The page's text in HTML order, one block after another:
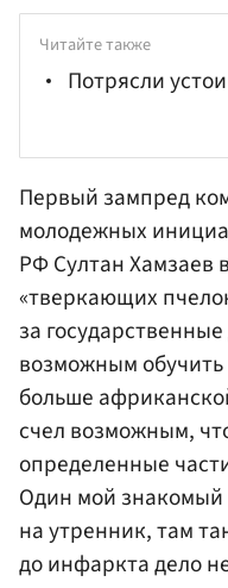
Читайте также
Потрясли устои
Первый зампред
молодежных
РФСултанХамзаев
«тверкающих
за
возможным
больше
счел возможным,
определенные
Один мой
на утренник, там
до инфаркта дело